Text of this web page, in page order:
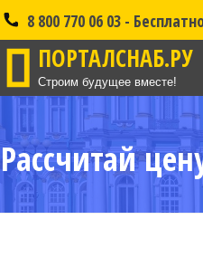
8 800 770 06 03 -
ПОРТАЛСНАБ.РУ
Строим будущее вместе!
Рассчитай